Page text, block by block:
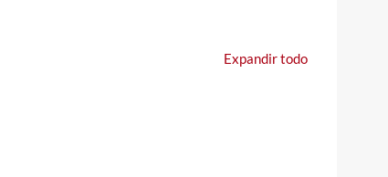
Expandir todo